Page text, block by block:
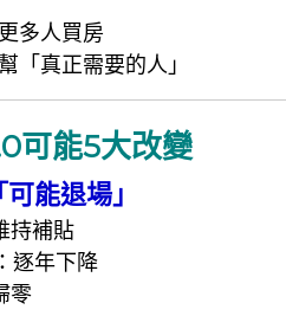
多人買房
「真正需要的人」
可能5大改變
能退場」
持補貼
逐年下降
零